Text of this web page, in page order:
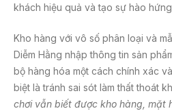
khách hiệu quả và tạo sự hào
Kho hàng với vô số phân loại và
Diễm Hằng nhập thông tin sản
bộ hàng hóa một cách chính xác
biệt là tránh sai sót làm thất thoát
chơi vẫn biết được kho hàng, mặt